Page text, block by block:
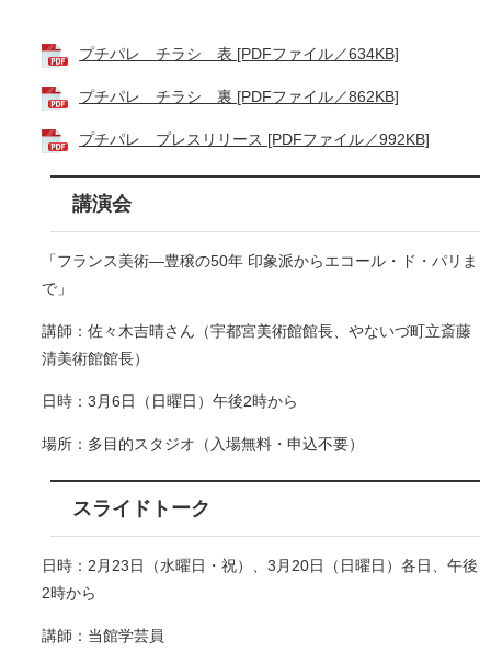
プチパレ チラシ 表 [PDFファイル／634KB]
プチパレ チラシ 裏 [PDFファイル／862KB]
プチパレ プレスリリース [PDFファイル／992KB]
講演会
「フランス美術―豊穣の50年 印象派からエコール・ド・パリま
で」
講師：佐々木吉晴さん（宇都宮美術館館長、やないづ町立斎藤
清美術館館長）
日時：3月6日（日曜日）午後2時から
場所：多目的スタジオ（入場無料・申込不要）
スライドトーク
日時：2月23日（水曜日・祝）、3月20日（日曜日）各日、午後
2時から
講師：当館学芸員